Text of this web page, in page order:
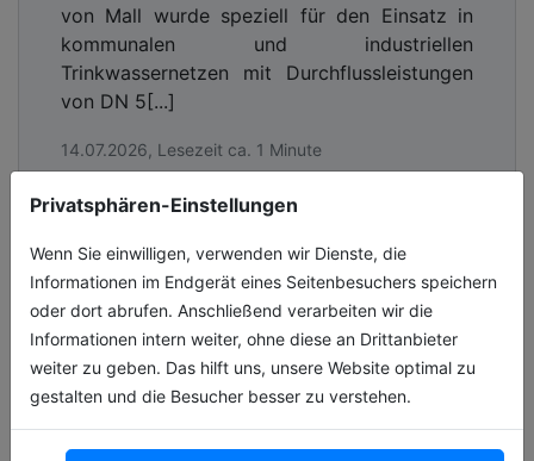
Privatsphären-Einstellungen
Wenn Sie einwilligen, verwenden wir Dienste, die
Informationen im Endgerät eines Seitenbesuchers speichern
oder dort abrufen. Anschließend verarbeiten wir die
Informationen intern weiter, ohne diese an Drittanbieter
weiter zu geben. Das hilft uns, unsere Website optimal zu
gestalten und die Besucher besser zu verstehen.
von Mall wurde speziell für den Einsatz in
kommunalen und industriellen
Trinkwassernetzen mit Durchflussleistungen
von DN 5[...]
14.07.2026, Lesezeit ca. 1 Minute
wasser